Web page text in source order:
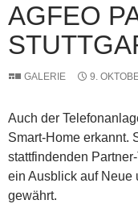
AGFEO
GALERIE 9.
Auch der
Smart-Home erkannt.
stattfindenden
ein Ausblick auf Neue
gewährt.